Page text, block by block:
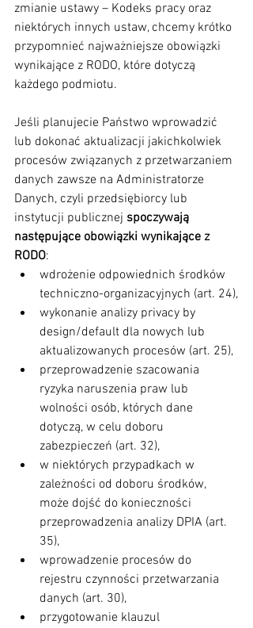
zmianie ustawy – Kodeks pracy oraz
niektórych innych ustaw, chcemy krótko
przypomnieć najważniejsze obowiązki
wynikające z RODO, które dotyczą
każdego podmiotu.
Jeśli planujecie Państwo wprowadzić
lub dokonać aktualizacji jakichkolwiek
procesów związanych z przetwarzaniem
danych zawsze na Administratorze
Danych, czyli przedsiębiorcy lub
instytucji publicznej spoczywają
następujące obowiązki wynikające z
RODO:
wdrożenie odpowiednich środków
techniczno-organizacyjnych (art. 24),
wykonanie analizy privacy by
design/default dla nowych lub
aktualizowanych procesów (art. 25),
przeprowadzenie szacowania
ryzyka naruszenia praw lub
wolności osób, których dane
dotyczą, w celu doboru
zabezpieczeń (art. 32),
w niektórych przypadkach w
zależności od doboru środków,
może dojść do konieczności
przeprowadzenia analizy DPIA (art.
35),
wprowadzenie procesów do
rejestru czynności przetwarzania
danych (art. 30),
przygotowanie klauzul